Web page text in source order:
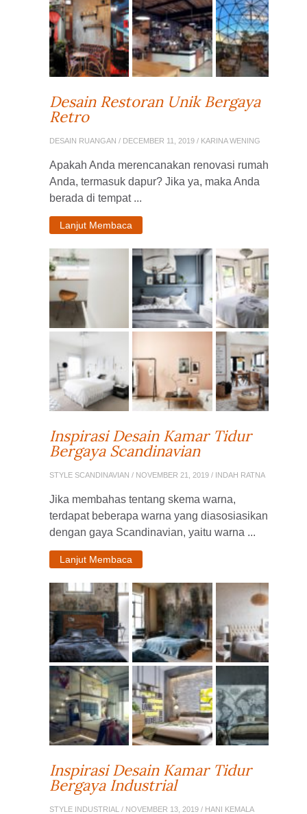
Desain Restoran Unik Bergaya
Retro
DESAIN RUANGAN / DECEMBER 11, 2019 / KARINA WENING
Apakah Anda merencanakan renovasi rumah
Anda, termasuk dapur? Jika ya, maka Anda
berada di tempat ...
Lanjut Membaca
Inspirasi Desain Kamar Tidur
Bergaya Scandinavian
STYLE SCANDINAVIAN / NOVEMBER 21, 2019 / INDAH RATNA
Jika membahas tentang skema warna,
terdapat beberapa warna yang diasosiasikan
dengan gaya Scandinavian, yaitu warna ...
Lanjut Membaca
Inspirasi Desain Kamar Tidur
Bergaya Industrial
STYLE INDUSTRIAL / NOVEMBER 13, 2019 / HANI KEMALA